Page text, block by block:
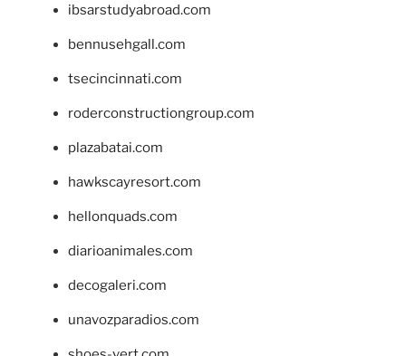
ibsarstudyabroad.com
bennusehgall.com
tsecincinnati.com
roderconstructiongroup.com
plazabatai.com
hawkscayresort.com
hellonquads.com
diarioanimales.com
decogaleri.com
unavozparadios.com